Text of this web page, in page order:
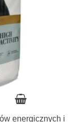
energicznych i